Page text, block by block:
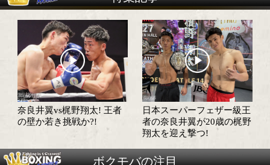
試合情報
試合日程・勝ち予想へ